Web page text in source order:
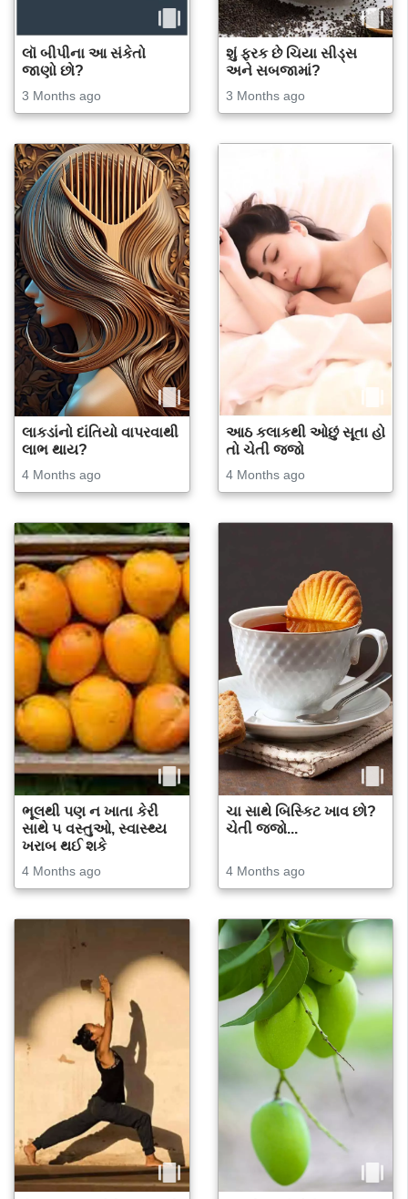
લૉ બીપીના આ સંકેતો
જાણો છો?
3 Months ago
શું ફરક છે ચિયા સીડ્સ
અને સબજામાં?
3 Months ago
લાકડાંનો દાંતિયો વાપરવાથી
લાભ થાય?
4 Months ago
આઠ કલાકથી ઓછું સૂતા હો
તો ચેતી જજો
4 Months ago
ભૂલથી પણ ન ખાતા કેરી
સાથે ૫ વસ્તુઓ, સ્વાસ્થ્ય
ખરાબ થઈ શકે
4 Months ago
ચા સાથે બિસ્કિટ ખાવ છો?
ચેતી જજો...
4 Months ago